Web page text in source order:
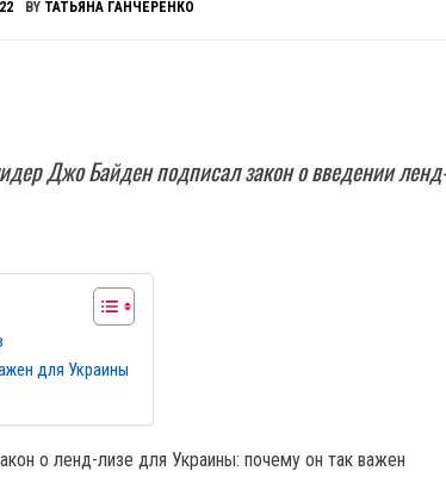
BY ТАТЬЯНА ГАНЧЕРЕНКО
Джо Байден подписал закон о введении
для Украины